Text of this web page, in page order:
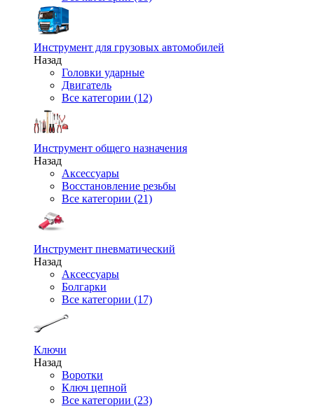
Инструмент для грузовых автомобилей
Назад
Головки ударные
Двигатель
Все категории (12)
Инструмент общего назначения
Назад
Аксессуары
Восстановление резьбы
Все категории (21)
Инструмент пневматический
Назад
Аксессуары
Болгарки
Все категории (17)
Ключи
Назад
Воротки
Ключ цепной
Все категории (23)